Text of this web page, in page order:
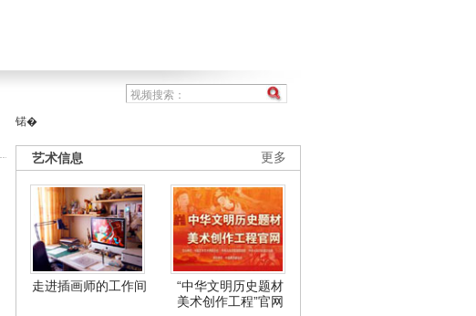
锘�
更多
艺术信息
走进插画师的工作间
“中华文明历史题材
美术创作工程”官网